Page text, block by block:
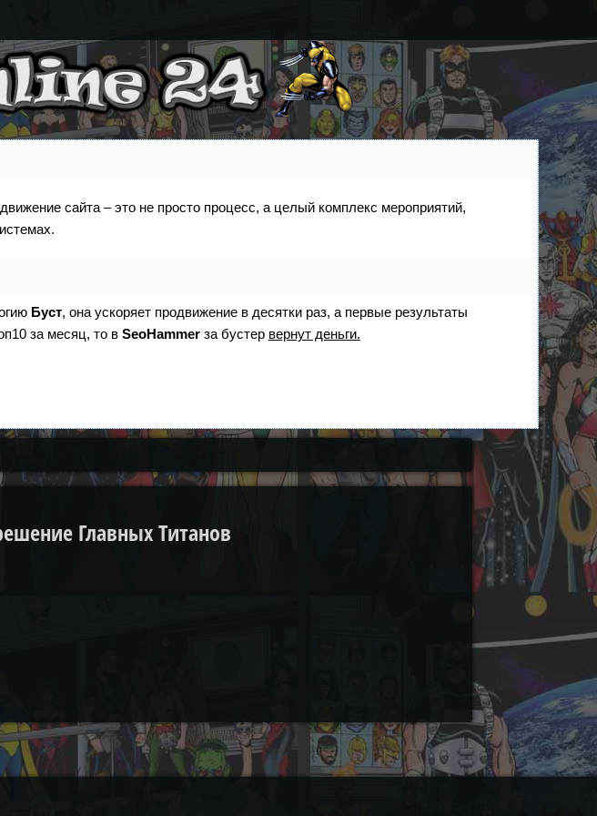
сайта – это не просто процесс, а целый комплекс мероприятий,
Буст, она ускоряет продвижение в десятки раз, а первые результаты
за месяц, то в SeoHammerза бустер вернут деньги.
Главных Титанов